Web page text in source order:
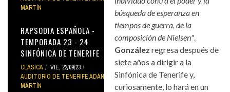
MARTÍN
RAPSODIA ESPAÑOLA -
TEMPORADA 23 - 24
SINFÓNICA DE TENERIFE
CLÁSICA
VIE, 22/09/23
AUDITORIO DE TENERIFE ADÁN
MARTÍN
búsqueda de esperanza en
tiempos de guerra, de la
composición de Nielsen".
González regresa después de
siete años a dirigir a la
Sinfónica de Tenerife y,
curiosamente, lo hará en un